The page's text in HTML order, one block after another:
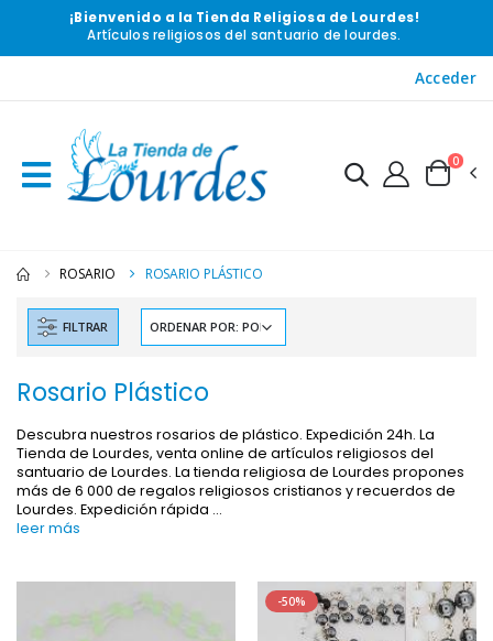
¡Bienvenido a la Tienda Religiosa de Lourdes!
Artículos religiosos del santuario de lourdes.
Acceder
0
ROSARIO ROSARIO PLÁSTICO
FILTRAR
Rosario Plástico
Descubra nuestros rosarios de plástico. Expedición 24h. La
Tienda de Lourdes, venta online de artículos religiosos del
santuario de Lourdes. La tienda religiosa de Lourdes propones
más de 6 000 de regalos religiosos cristianos y recuerdos de
Lourdes. Expedición rápida ...
leer más
-50%